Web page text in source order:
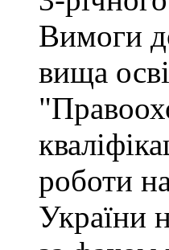
Вимоги
вища
роботи
України